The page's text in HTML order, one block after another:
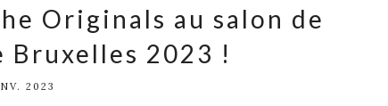
Originals au salon de
2023 !
2023